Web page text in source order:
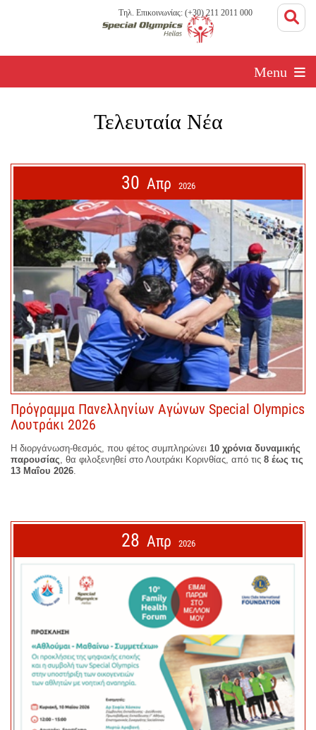
Τηλ. Επικοινωνίας: (+30) 211 2011 000
Menu
Τελευταία Νέα
30 Απρ 2026
Πρόγραμμα Πανελληνίων Αγώνων Special Olympics
Λουτράκι 2026
Η διοργάνωση-θεσμός, που φέτος συμπληρώνει 10 χρόνια δυναμικής
παρουσίας , θα φιλοξενηθεί στο Λουτράκι Κορινθίας, από τις 8 έως τις
13 Μαΐου 2026
28 Απρ 2026